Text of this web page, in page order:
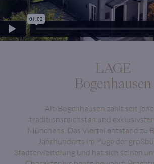
LAGE
Bogenhausen
Alt-Bogenhausen zählt seit
traditionsreichsten und
Münchens. Das Viertel entstand zu
Jahrhunderts im Zuge der
Stadterweiterung und hat sich seinen